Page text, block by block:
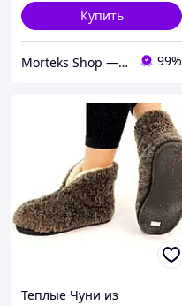
Купить
Morteks Shop — согревающие пояса, наколенники, товары из овчины 99%
Теплые Чуни из